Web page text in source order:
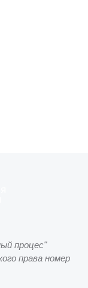
процес"
права номер